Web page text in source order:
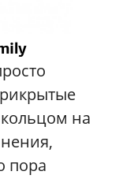
на
пора